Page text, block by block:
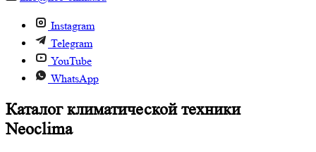
Instagram
Telegram
YouTube
WhatsApp
Каталог климатической техники
Neoclima